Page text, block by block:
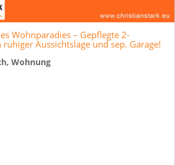
Wohnparadies – Gepflegte 2-
Aussichtslage und sep. Garage!
Wohnung